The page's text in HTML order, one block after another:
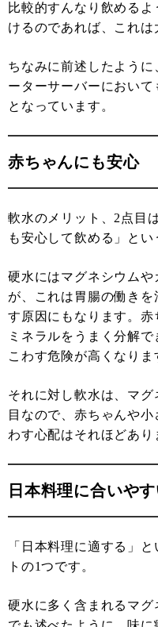
比較的すんなり飲める
けるのであれば、これは
ちなみに前述したよう
ーターサーバーにおい
となっています。
赤ちゃんにも安心
軟水のメリット、2点目
も安心して飲める」とい
硬水にはマグネシウム
が、これは胃腸の働き
す原因にもなります。赤
ミネラルをうまく分解
こわす危険が高くなりま
それに対し軟水は、マ
目なので、赤ちゃんや
わす心配はそれほどあり
日本料理に合いや
「日本料理に適する」
トの1つです。
硬水に多く含まれるマ